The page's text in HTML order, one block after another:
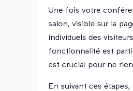
Une fois votre
salon, visible sur la
individuels des
fonctionnalité est
est crucial pour ne
En suivant ces